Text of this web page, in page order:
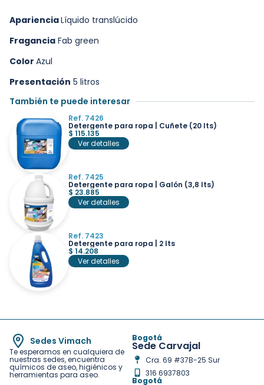
AparienciaLíquido translúcido
Fragancia Fab green
Color Azul
Presentación 5 litros
También te puede interesar
Ref. 7426
Detergente para ropa | Cuñete (20 lts)
$ 115.135
Ver detalles
Ref. 7425
Detergente para ropa | Galón (3,8 lts)
$ 23.885
Ver detalles
Ref. 7423
Detergente para ropa | 2 lts
$ 14.208
Ver detalles
Sedes Vimach
Te esperamos en cualquiera de
nuestras sedes, encuentra
químicos de aseo, higiénicos y
herramientas para aseo.
Bogotá
Sede Carvajal
Cra. 69 #37B-25 Sur
316 6937803
Bogotá